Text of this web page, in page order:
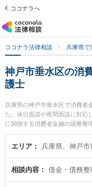
ココナラへ
ココナラ法律相談 兵庫県で
神戸市垂水区の消
護士
兵庫県の神戸市垂水区で消費者
た。休日面談や夜間面談に対応
に関係する消費者金融の債務整
務整理等の細かな分野での絞り
事務所の河原林 直樹弁護士や
の債務整理のトラブルを今すぐ
理のトラブル解決の実績豊富な
エリア 兵庫県、神戸市
相談内容 借金・債務整